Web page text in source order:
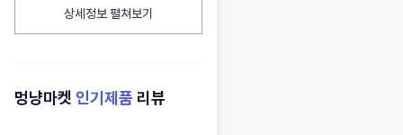
상세정보 펼쳐보기
멍냥마켓 인기제품 리뷰